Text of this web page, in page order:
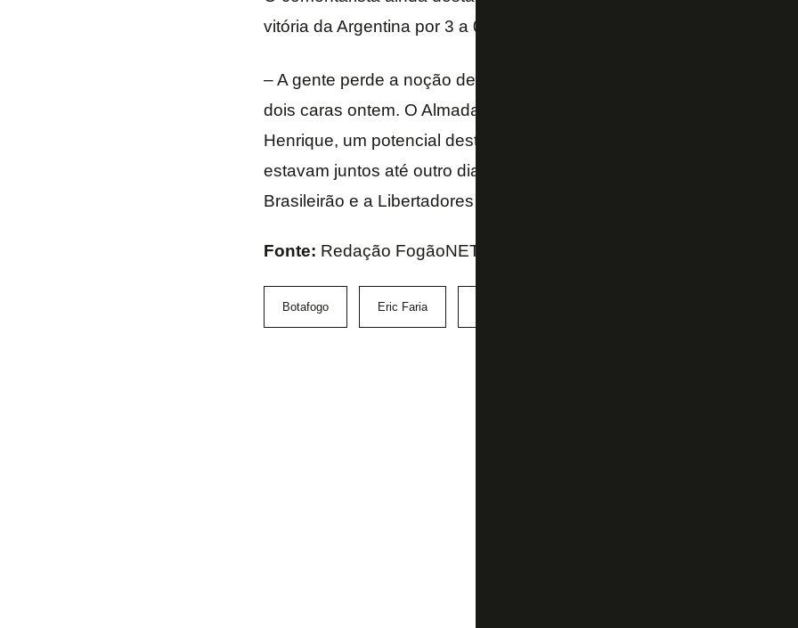
vitória da Argentina por 3 a 0 sobre a Venezuela.
– A gente perde a noção de como era o time do Botafogo no
dois caras ontem. O Almada hoje, destaque na Argentina, campeão
Henrique, um potencial destaque no Brasil, enfim, para a Copa.
estavam juntos até outro dia aqui, jogando no Botafogo. Não à toa o
Brasileirão e a Libertadores – concluiu.
Fonte: Redação FogãoNET e SporTV
Botafogo Eric Faria